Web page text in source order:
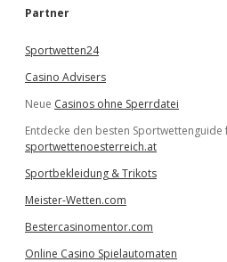
e
Partner
Sportwetten24
Casino Advisers
Neue Casinos ohne Sperrdatei
Entdecke den besten Sportwettenguide
sportwettenoesterreich.at
Sportbekleidung & Trikots
Meister-Wetten.com
Bestercasinomentor.com
Online Casino Spielautomaten